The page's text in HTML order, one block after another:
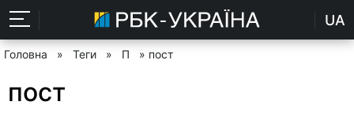
UA
Головна » Теги » П » пост
пост